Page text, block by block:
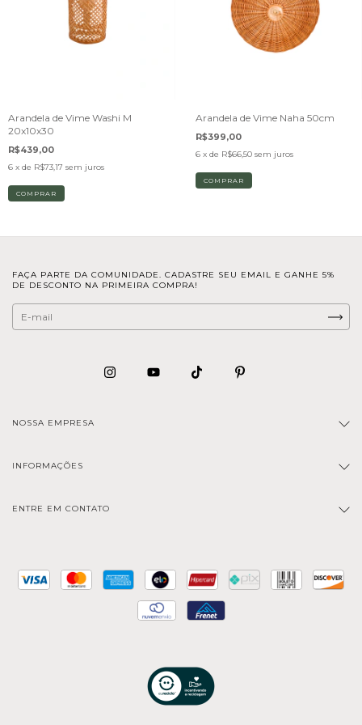
Arandela de Vime Washi M
20x10x30
R$439,00
6 x de R$73,17 sem juros
Arandela de Vime Naha 50cm
R$399,00
6 x de R$66,50 sem juros
FAÇA PARTE DA COMUNIDADE. CADASTRE SEU EMAIL E GANHE 5%
DE DESCONTO NA PRIMEIRA COMPRA!
NOSSA EMPRESA
INFORMAÇÕES
ENTRE EM CONTATO